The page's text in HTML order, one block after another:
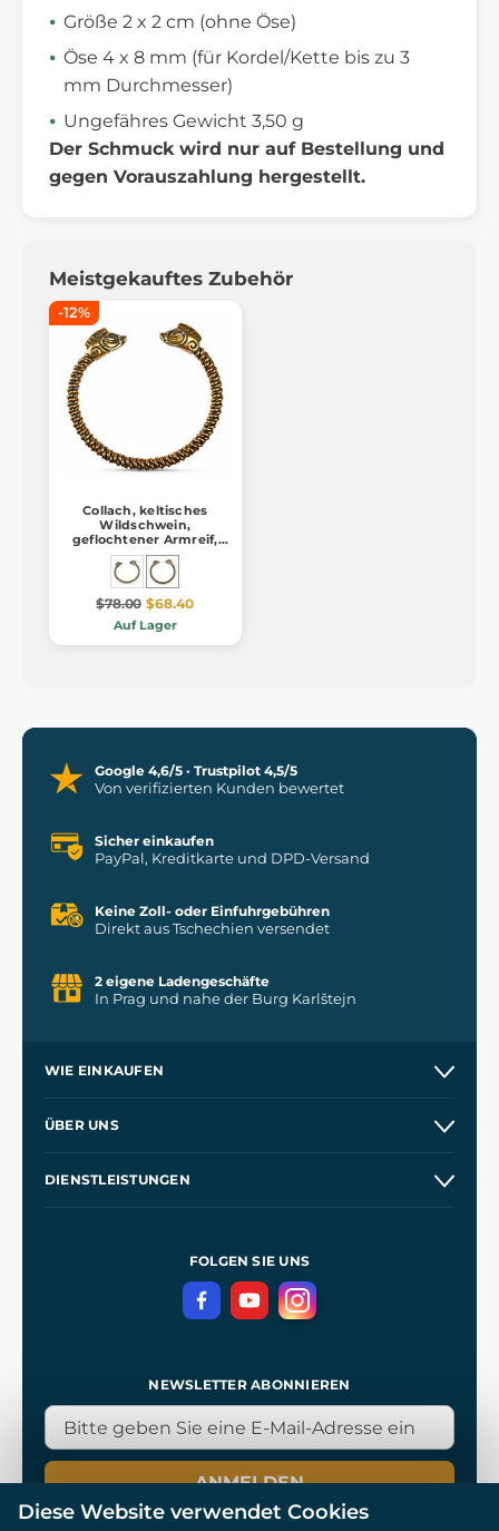
Größe 2 x 2 cm (ohne Öse)
Öse 4 x 8 mm (für Kordel/Kette bis zu 3
mm Durchmesser)
Ungefähres Gewicht 3,50 g
Der Schmuck wird nur auf Bestellung und
gegen Vorauszahlung hergestellt.
Meistgekauftes Zubehör
-12%
Collach, keltisches
Wildschwein,
geflochtener Armreif,
Bronze
$78.00 $68.40
Auf Lager
Google 4,6/5 · Trustpilot 4,5/5
Von verifizierten Kunden bewertet
Sicher einkaufen
PayPal, Kreditkarte und DPD-Versand
Keine Zoll- oder Einfuhrgebühren
Direkt aus Tschechien versendet
2 eigene Ladengeschäfte
In Prag und nahe der Burg Karlštejn
WIE EINKAUFEN
Großhandel
ÜBER UNS
DIENSTLEISTUNGEN
GeschäftsbedingungenFOLGEN SIE UNS
NEWSLETTER ABONNIEREN
ANMELDEN
Diese Website verwendet Cookies